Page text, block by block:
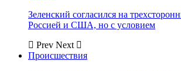
Зеленский согласился на
Россией и США, но с условием
Prev Next
Происшествия